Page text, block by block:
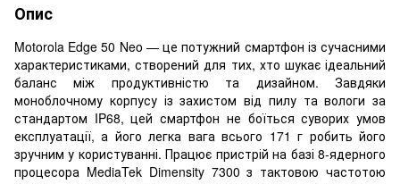
Опис
Motorola Edge 50 Neo — це потужний смартфон із сучасними
характеристиками, створений для тих, хто шукає ідеальний
баланс між продуктивністю та дизайном. Завдяки
моноблочному корпусу із захистом від пилу та вологи за
стандартом IP68, цей смартфон не боїться суворих умов
експлуатації, а його легка вага всього 171 г робить його
зручним у користуванні. Працює пристрій на базі 8-ядерного
процесора MediaTek Dimensity 7300 з тактовою частотою